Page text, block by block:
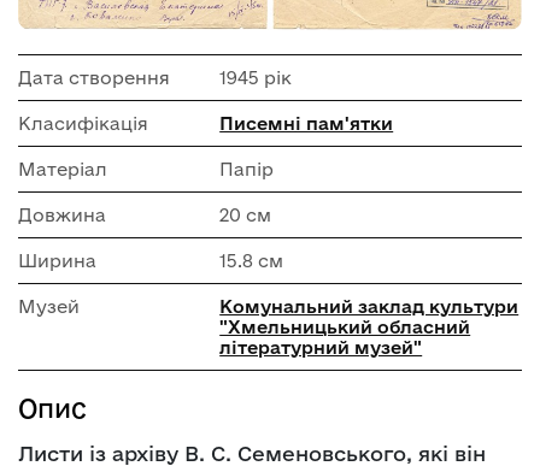
Дата створення 1945 рік
Класифікація Писемні пам'ятки
Матеріал Папір
Довжина 20 см
Ширина 15.8 см
Музей
Комунальний заклад культури
"Хмельницький обласний
літературний музей"
Опис
Листи із архіву В. С. Семеновського, які він